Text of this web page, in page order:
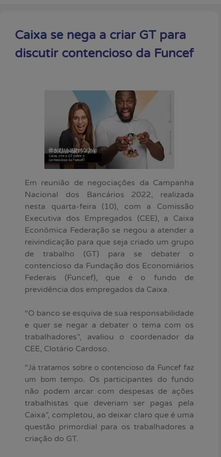
Caixa se nega a criar GT para
discutir contencioso da Funcef
Em reunião de negociações da Campanha
Nacional dos Bancários 2022, realizada
nesta quarta-feira (10), com a Comissão
Executiva dos Empregados (CEE), a Caixa
Econômica Federação se negou a atender a
reivindicação para que seja criado um grupo
de trabalho (GT) para se debater o
contencioso da Fundação dos Economiários
Federais (Funcef), que é o fundo de
previdência dos empregados da Caixa.
“O banco se esquiva de sua responsabilidade
e quer se negar a debater o tema com os
trabalhadores”, avaliou o coordenador da
CEE, Clotário Cardoso.
“Já tratamos sobre o contencioso da Funcef faz
um bom tempo. Os participantes do fundo
não podem arcar com despesas de ações
trabalhistas que deveriam ser pagas pela
Caixa”, completou, ao deixar claro que é uma
questão primordial para os trabalhadores a
criação do GT.